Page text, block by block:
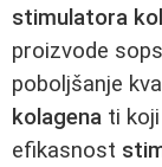
stimulatora
proizvode
poboljšanje
kolagena ti
efikasnost